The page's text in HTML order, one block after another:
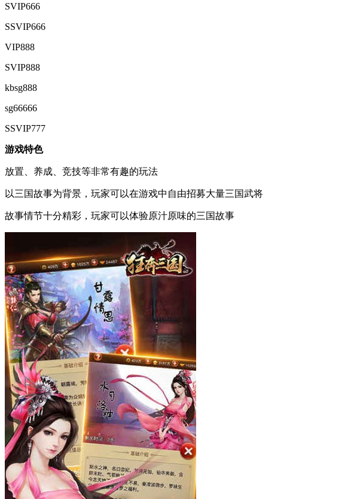
SVIP666
SSVIP666
VIP888
SVIP888
kbsg888
sg66666
SSVIP777
游戏特色
放置、养成、竞技等非常有趣的玩法
以三国故事为背景，玩家可以在游戏中自由招募大量三国武将
故事情节十分精彩，玩家可以体验原汁原味的三国故事